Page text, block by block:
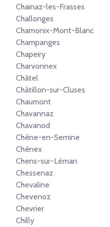
Chainaz-les-Frasses
Challonges
Chamonix-Mont-Blanc
Champanges
Chapeiry
Charvonnex
Châtel
Châtillon-sur-Cluses
Chaumont
Chavannaz
Chavanod
Chêne-en-Semine
Chênex
Chens-sur-Léman
Chessenaz
Chevaline
Chevenoz
Chevrier
Chilly